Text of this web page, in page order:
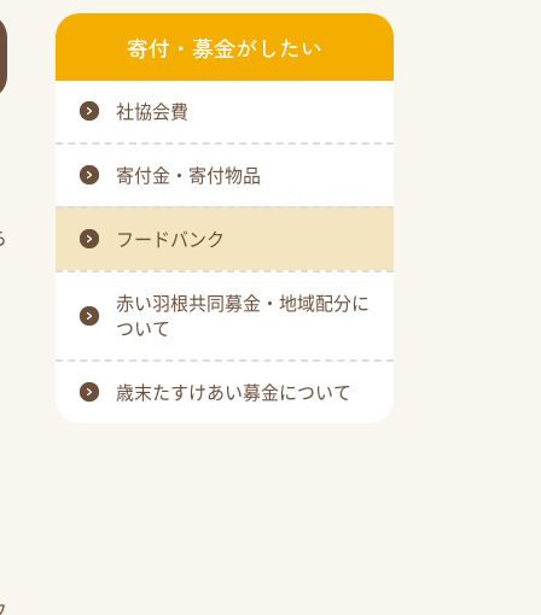
寄付・募金がしたい
社協会費
寄付金・寄付物品
フードバンク
赤い羽根共同募金・地域配分に
ついて
歳末たすけあい募金について